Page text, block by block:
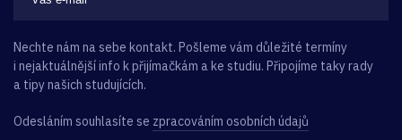
Nechte nám na sebe kontakt. Pošleme vám důležité termíny
i nejaktuálnější info k přijímačkám a ke studiu. Připojíme taky rady
a tipy našich studujících.
Odesláním souhlasíte se zpracováním osobních údajů